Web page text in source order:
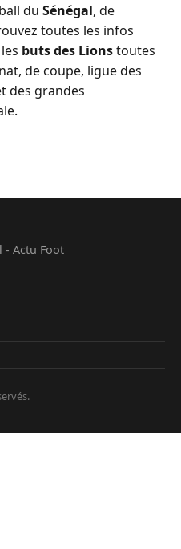
du Sénégal, de
toutes les infos
buts des Lionstoutes
de coupe, ligue des
des grandes
- Actu Foot